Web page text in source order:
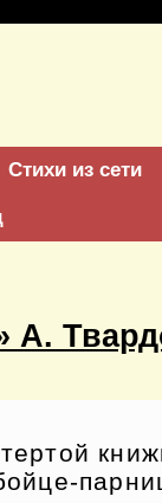
Стихи из сети
А.